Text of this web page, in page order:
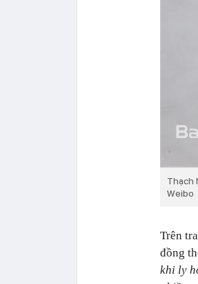
Thạch
Weibo
Trên
đồng
khi ly